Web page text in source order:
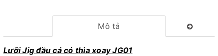
Mô tả
Lưỡi Jig đầu cá có thìa xoay JG01